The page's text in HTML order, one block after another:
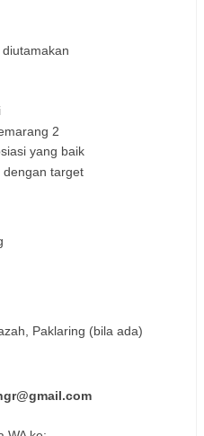
2
yang baik
dengan target
Paklaring (bila ada)